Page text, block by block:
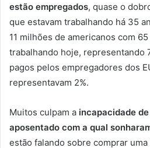
estão empregados, quase o
que estavam trabalhando há 35
11 milhões de americanos com
trabalhando hoje, representando
pagos pelos empregadores dos
representavam 2%.
Muitos culpam a incapacidade
aposentado com a qual
estão falando sobre comprar